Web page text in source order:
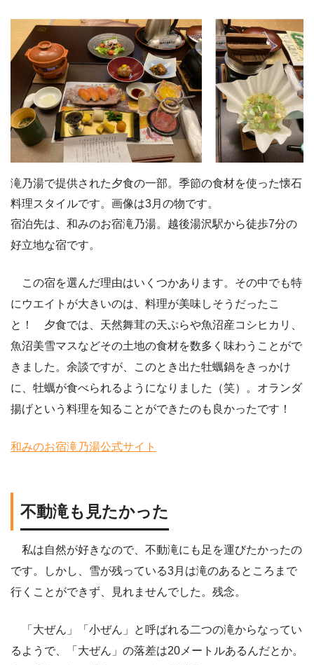
滝乃湯で提供された夕食の一部。季節の食材を使った懐石
料理スタイルです。画像は3月の物です。
宿泊先は、和みのお宿滝乃湯。越後湯沢駅から徒歩7分の
好立地な宿です。
この宿を選んだ理由はいくつかあります。その中でも特
にウエイトが大きいのは、料理が美味しそうだったこ
と！ 夕食では、天然舞茸の天ぷらや魚沼産コシヒカリ、
魚沼美雪マスなどその土地の食材を数多く味わうことがで
きました。余談ですが、このとき出た牡蠣鍋をきっかけ
に、牡蠣が食べられるようになりました（笑）。オランダ
揚げという料理を知ることができたのも良かったです！
和みのお宿滝乃湯公式サイト
不動滝も見たかった
私は自然が好きなので、不動滝にも足を運びたかったの
です。しかし、雪が残っている3月は滝のあるところまで
行くことができず、見れませんでした。残念。
「大ぜん」「小ぜん」と呼ばれる二つの滝からなってい
るようで、「大ぜん」の落差は20メートルあるんだとか。